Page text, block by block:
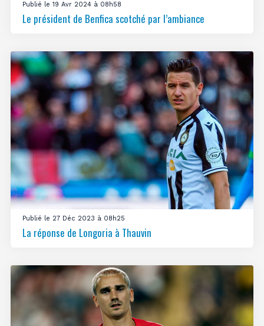
Publié le 19 Avr 2024 à 08h58
Le président de Benfica scotché par l’ambiance
Publié le 27 Déc 2023 à 08h25
La réponse de Longoria à Thauvin